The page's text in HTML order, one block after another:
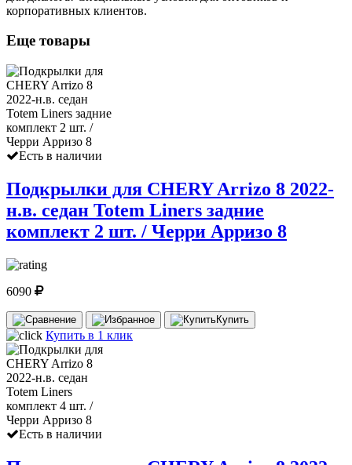
корпоративных клиентов.
Еще товары
Есть в наличии
Подкрылки для CHERY Arrizo 8 2022-
н.в. седан Totem Liners задние
комплект 2 шт. / Черри Арризо 8
6090
Купить
Купить в 1 клик
Есть в наличии